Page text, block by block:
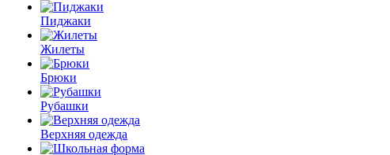
Пиджаки
Жилеты
Брюки
Рубашки
Верхняя одежда